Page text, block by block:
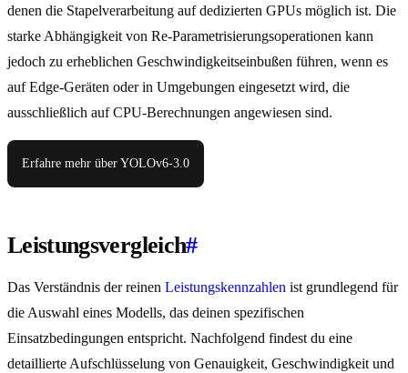
denen die Stapelverarbeitung auf dedizierten GPUs möglich ist. Die
starke Abhängigkeit von Re-Parametrisierungsoperationen kann
jedoch zu erheblichen Geschwindigkeitseinbußen führen, wenn es
auf Edge-Geräten oder in Umgebungen eingesetzt wird, die
ausschließlich auf CPU-Berechnungen angewiesen sind.
Erfahre mehr über YOLOv6-3.0
Leistungsvergleich#
Das Verständnis der reinen Leistungskennzahlen ist grundlegend für
die Auswahl eines Modells, das deinen spezifischen
Einsatzbedingungen entspricht. Nachfolgend findest du eine
detaillierte Aufschlüsselung von Genauigkeit, Geschwindigkeit und